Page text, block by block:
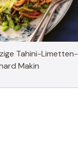
Tahini-Limetten-
Makin